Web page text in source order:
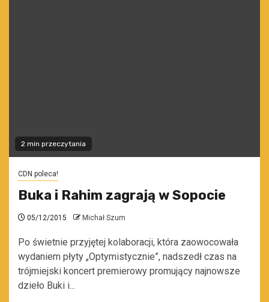
2 min przeczytania
CDN poleca!
Buka i Rahim zagrają w Sopocie
05/12/2015 Michał Szum
Po świetnie przyjętej kolaboracji, która zaowocowała
wydaniem płyty „Optymistycznie”, nadszedł czas na
trójmiejski koncert premierowy promujący najnowsze
dzieło Buki i...